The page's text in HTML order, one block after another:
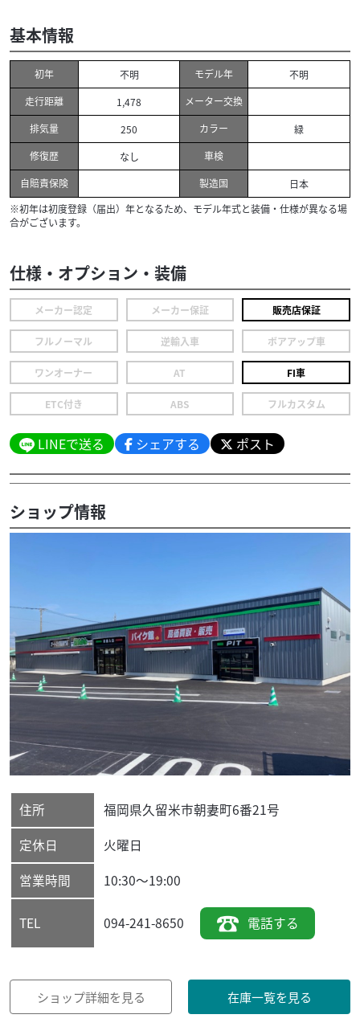
基本情報
初年 不明 モデル年
不明
走行距離
1,478
メーター交換
排気量
250 カラー
緑
修復歴
なし
車検
自賠責保険
製造国
日本
※初年は初度登録（届出）年となるため、モデル年式と装備・仕様が異なる場
合がございます。
仕様・オプション・装備
メーカー認定 メーカー保証 販売店保証
フルノーマル 逆輸入車 ボアアップ車
ワンオーナー AT FI車
ETC付き ABS フルカスタム
LINEで送る シェアする ポスト
ショップ情報
住所 福岡県久留米市朝妻町6番21号
定休日
火曜日
営業時間
10:30～19:00
TEL 094-241-8650 電話する
ショップ詳細を見る 在庫一覧を見る